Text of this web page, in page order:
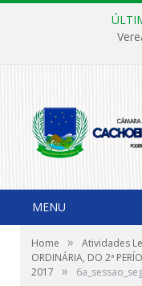
MENU
Home » Atividades
ORDINÁRIA, DO 2ª
2017
»